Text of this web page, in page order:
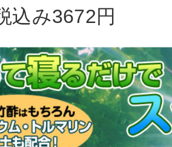
込み3672円